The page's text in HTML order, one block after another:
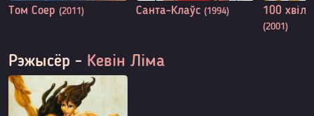
Том Соер (2011) Санта-Клаўс (1994) 100
(2001)
Рэжысёр - Кевін Ліма